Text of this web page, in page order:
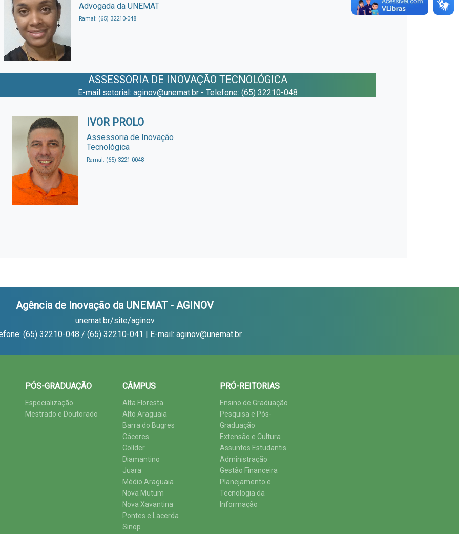
Advogada da UNEMAT
Ramal: (65) 32210-048
ASSESSORIA DE INOVAÇÃO TECNOLÓGICA
E-mail setorial: aginov@unemat.br - Telefone: (65) 32210-048
IVOR PROLO
Assessoria de Inovação
Tecnológica
Ramal: (65) 3221-0048
Agência de Inovação da UNEMAT - AGINOV
unemat.br/site/aginov
(65) 32210-048 / (65) 32210-041 | E-mail: aginov@unemat.br
PÓS-GRADUAÇÃO
Especialização
Mestrado e Doutorado
CÂMPUS
Alta Floresta
Alto Araguaia
Barra do Bugres
Cáceres
Colíder
Diamantino
Juara
Médio Araguaia
Nova Mutum
Nova Xavantina
Pontes e Lacerda
Sinop
PRÓ-REITORIAS
Ensino de Graduação
Pesquisa e Pós-
Graduação
Extensão e Cultura
Assuntos Estudantis
Administração
Gestão Financeira
Planejamento e
Tecnologia da
Informação